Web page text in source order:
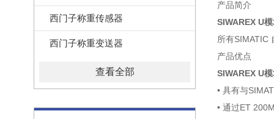
西门子称重传感器
西门子称重变送器
查看全部
产品简介
SIWAREX U
所有SIMATIC
产品优点
SIWAREX U
• 具有与
• 通过ET